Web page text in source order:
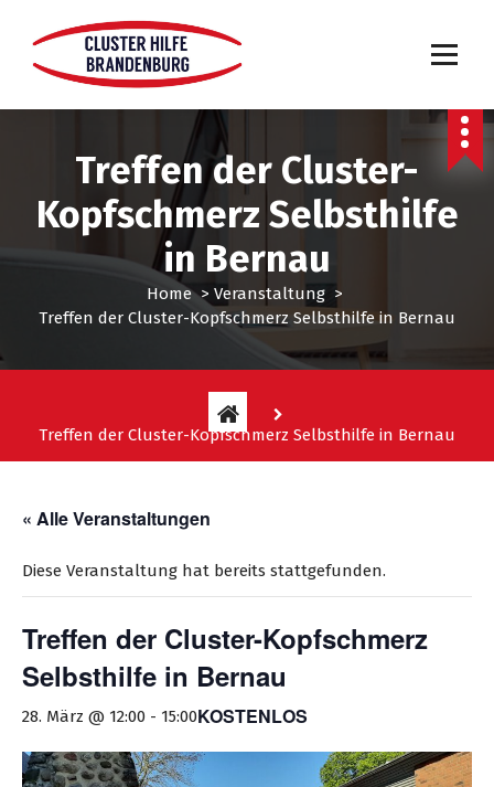
t
Treffen der Cluster-
Kopfschmerz Selbsthilfe
in Bernau
Home> Veranstaltung >
Treffen der Cluster-Kopfschmerz Selbsthilfe in Bernau
Treffen der Cluster-Kopfschmerz Selbsthilfe in Bernau
« Alle Veranstaltungen
Diese Veranstaltung hat bereits stattgefunden.
Treffen der Cluster-Kopfschmerz
Selbsthilfe in Bernau
28. März @ 12:00 - 15:00KOSTENLOS